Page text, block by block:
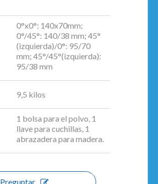
0°x0°: 140x70mm;
0°/45°: 140/38 mm; 45°
(izquierda)/0°: 95/70
mm; 45°/45°(izquierda):
95/38 mm
9,5 kilos
1 bolsa para el polvo, 1
llave para cuchillas, 1
abrazadera para madera.
Preguntar